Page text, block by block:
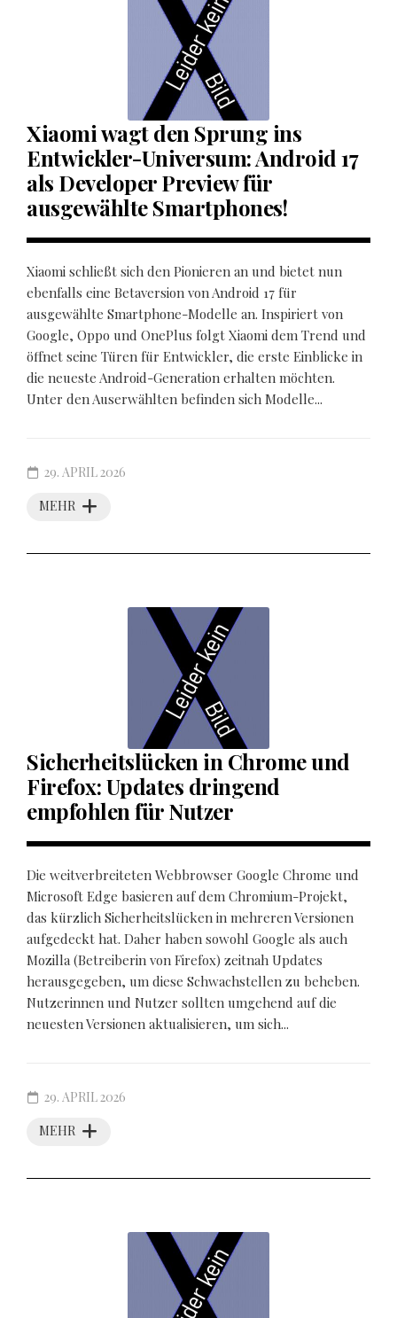
Xiaomi wagt den Sprung ins
Entwickler-Universum: Android 17
als Developer Preview für
ausgewählte Smartphones!
Xiaomi schließt sich den Pionieren an und bietet nun
ebenfalls eine Betaversion von Android 17 für
ausgewählte Smartphone-Modelle an. Inspiriert von
Google, Oppo und OnePlus folgt Xiaomi dem Trend und
öffnet seine Türen für Entwickler, die erste Einblicke in
die neueste Android-Generation erhalten möchten.
Unter den Auserwählten befinden sich Modelle...
MEHR
29. APRIL 2026
Sicherheitslücken in Chrome und
Firefox: Updates dringend
empfohlen für Nutzer
Die weitverbreiteten Webbrowser Google Chrome und
Microsoft Edge basieren auf dem Chromium-Projekt,
das kürzlich Sicherheitslücken in mehreren Versionen
aufgedeckt hat. Daher haben sowohl Google als auch
Mozilla (Betreiberin von Firefox) zeitnah Updates
herausgegeben, um diese Schwachstellen zu beheben.
Nutzerinnen und Nutzer sollten umgehend auf die
neuesten Versionen aktualisieren, um sich...
MEHR
29. APRIL 2026